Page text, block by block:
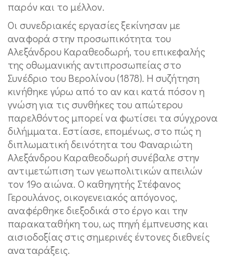
παρόν και το μέλλον.
Οι συνεδριακές εργασίες ξεκίνησαν με
αναφορά στην προσωπικότητα του
Αλεξάνδρου Καραθεοδωρή, του επικεφαλής
της οθωμανικής αντιπροσωπείας στο
Συνέδριο του Βερολίνου (1878). Η συζήτηση
κινήθηκε γύρω από το αν και κατά πόσον η
γνώση για τις συνθήκες του απώτερου
παρελθόντος μπορεί να φωτίσει τα σύγχρονα
διλήμματα. Εστίασε, επομένως, στο πώς η
διπλωματική δεινότητα του Φαναριώτη
Αλεξάνδρου Καραθεοδωρή συνέβαλε στην
αντιμετώπιση των γεωπολιτικών απειλών
τον 19ο αιώνα. Ο καθηγητής Στέφανος
Γερουλάνος, οικογενειακός απόγονος,
αναφέρθηκε διεξοδικά στο έργο και την
παρακαταθήκη του, ως πηγή έμπνευσης και
αισιοδοξίας στις σημερινές έντονες διεθνείς
αναταράξεις.